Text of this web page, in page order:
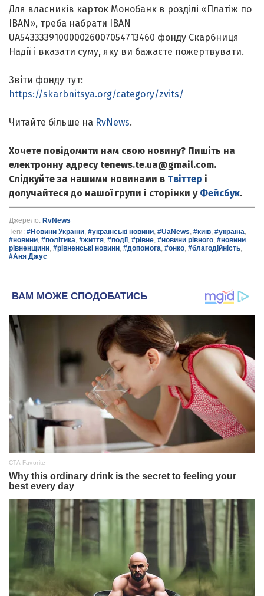
Для власників карток Монобанк в розділі «Платіж по
IBAN», треба набрати IBAN
UA543333910000026007054713460 фонду Скарбниця
Надії і вказати суму, яку ви бажаєте пожертвувати.
Звіти фонду тут:
https://skarbnitsya.org/category/zvits/
Читайте більше на RvNews.
Хочете повідомити нам свою новину? Пишіть на
електронну адресу tenews.te.ua@gmail.com.
Слідкуйте за нашими новинами в Твіттер і
долучайтеся до нашої групи і сторінки у Фейсбук.
Джерело: RvNews
Теги: #Новини України, #українські новини, #UaNews, #київ, #україна,
#новини, #політика, #життя, #події, #рівне, #новини рівного, #новини
рівненщини, #рівненські новини, #допомога, #онко, #благодійність,
#Аня Джус